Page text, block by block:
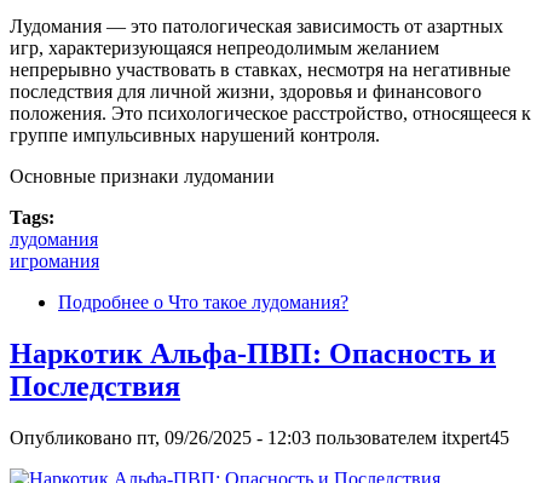
Лудомания — это патологическая зависимость от азартных
игр, характеризующаяся непреодолимым желанием
непрерывно участвовать в ставках, несмотря на негативные
последствия для личной жизни, здоровья и финансового
положения. Это психологическое расстройство, относящееся к
группе импульсивных нарушений контроля.
Основные признаки лудомании
Tags:
лудомания
игромания
Подробнее о Что такое лудомания?
Наркотик Альфа-ПВП: Опасность и
Последствия
Опубликовано пт, 09/26/2025 - 12:03 пользователем itxpert45